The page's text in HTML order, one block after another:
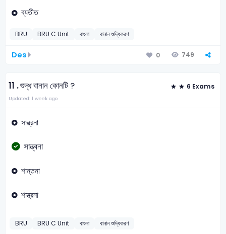
ব্যতীত
BRU BRU C Unit বাংলা বানান শুদ্ধিকরণ
Des 0 749
11 .শুদ্ধ বানান কোনটি ? 6 Exams
Updated: 1 week ago
সান্ত্রনা
সান্ত্বনা
শান্তনা
শান্ত্রনা
BRU BRU C Unit বাংলা বানান শুদ্ধিকরণ